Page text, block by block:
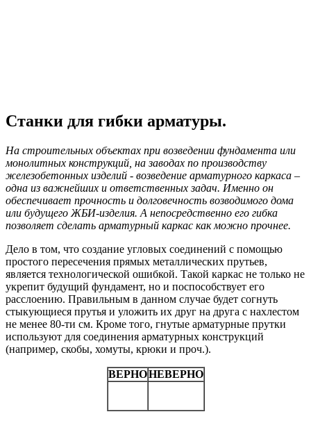
Станки для гибки арматуры.
На строительных объектах при возведении фундамента или
монолитных конструкций, на заводах по производству
железобетонных изделий - возведение арматурного каркаса –
одна из важнейших и ответственных задач. Именно он
обеспечивает прочность и долговечность возводимого дома
или будущего ЖБИ-изделия. А непосредственно его гибка
позволяет сделать арматурный каркас как можно прочнее.
Дело в том, что создание угловых соединений с помощью
простого пересечения прямых металлических прутьев,
является технологической ошибкой. Такой каркас не только не
укрепит будущий фундамент, но и поспособствует его
расслоению. Правильным в данном случае будет согнуть
стыкующиеся прутья и уложить их друг на друга с нахлестом
не менее 80-ти см. Кроме того, гнутые арматурные прутки
используют для соединения арматурных конструкций
(например, скобы, хомуты, крюки и проч.).
ВЕРНОНЕВЕРНО